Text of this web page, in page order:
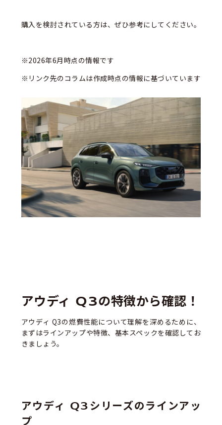
購入を検討されている方は、ぜひ参考にしてください。
※2026年6月時点の情報です
※リンク先のコラムは作成時点の情報に基づいています
アウディ Q3の特徴から確認！
アウディ Q3の燃費性能について理解を深めるために、
まずはラインアップや特徴、基本スペックを確認してお
きましょう。
アウディ Q3シリーズのラインアッ
プ